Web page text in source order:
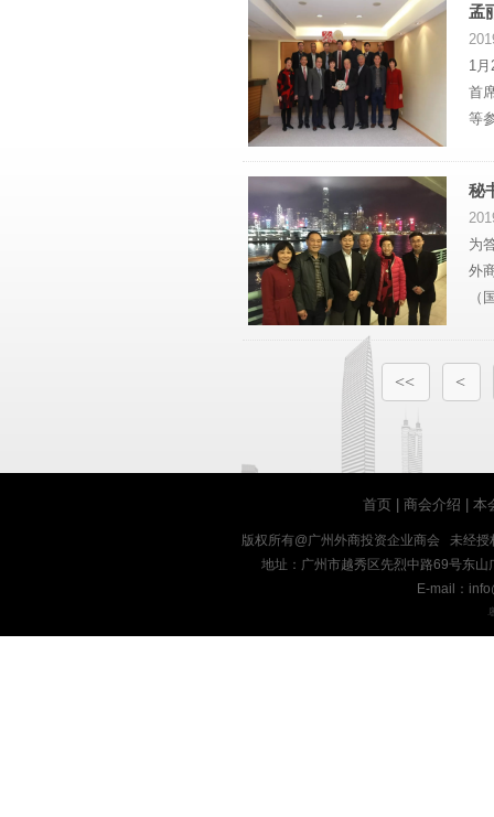
孟
1
首
等
秘
为
外
（
<< <
首页 |商会介绍 |本
版权所有@广州外商投资企业商会 未经
地址：广州市越秀区先烈中路69号东
E-mail：